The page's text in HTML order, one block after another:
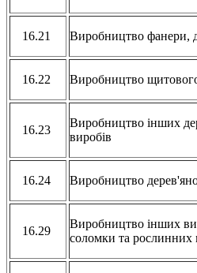
16.21 Виробництво фанери,
16.22 Виробництво
16.23
Виробництво інших
виробів
16.24 Виробництво
16.29
Виробництво інших
соломки та рослинних